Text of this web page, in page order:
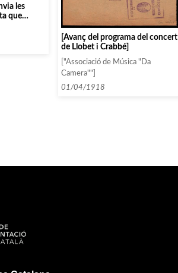
les
que
[Avanç del programa del concert
de Llobet i Crabbé]
["Associació de Música "Da
Camera""]
01/04/1918